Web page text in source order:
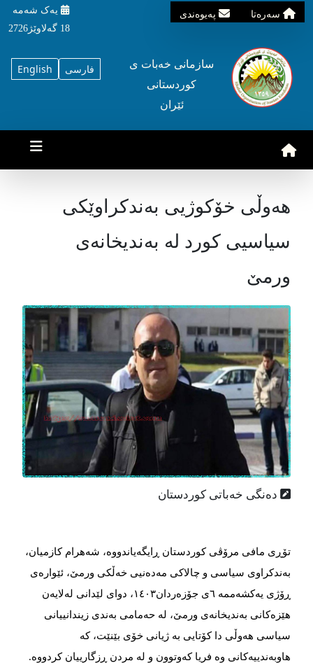
سه‌ره‌تا په‌یوه‌ندی
یه‌ک شه‌مه‌
18 گه‌لاوێژ2726
English فارسی
سازمانی خه‌بات ی
کوردستانی
ئێران
هەوڵی خۆكوژیی بەندکراوێکی
سیاسیی کورد لە بەندیخانەی
ورمێ
دەنگی خەباتی کوردستان
تۆڕی مافی مرۆڤی کوردستان ڕایگەیاندووە، شەهرام کازمیان،
بەندکراوی سیاسی و چالاکی مەدەنیی خەڵکی ورمێ، ئێوارەی
ڕۆژی یەکشەممە ٦ی جۆزەردان١٤٠٣، دوای لێدانی لەلایەن
هێزەکانی بەندیخانەی ورمێ، لە حەمامی بەندی زیندانییانی
سیاسی هەوڵی دا کۆتایی بە ژیانی خۆی بێنێت، کە
هاوبەندییەکانی وە فریا کەوتوون و لە مردن ڕزگارییان کردووە.